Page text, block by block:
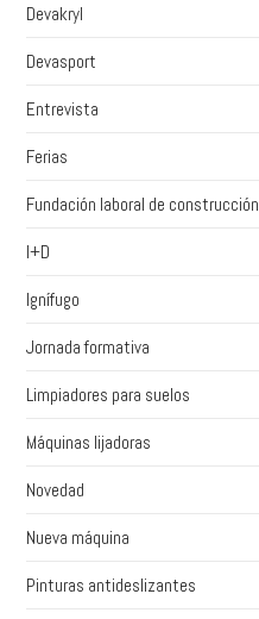
Devakryl
Devasport
Entrevista
Ferias
Fundación laboral de construcción
I+D
Ignífugo
Jornada formativa
Limpiadores para suelos
Máquinas lijadoras
Novedad
Nueva máquina
Pinturas antideslizantes